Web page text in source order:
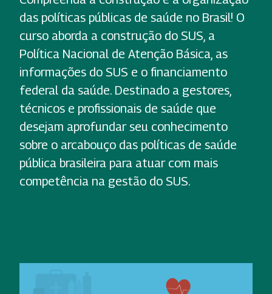
das políticas públicas de saúde no Brasil! O
curso aborda a construção do SUS, a
Política Nacional de Atenção Básica, as
informações do SUS e o financiamento
federal da saúde. Destinado a gestores,
técnicos e profissionais de saúde que
desejam aprofundar seu conhecimento
sobre o arcabouço das políticas de saúde
pública brasileira para atuar com mais
competência na gestão do SUS.